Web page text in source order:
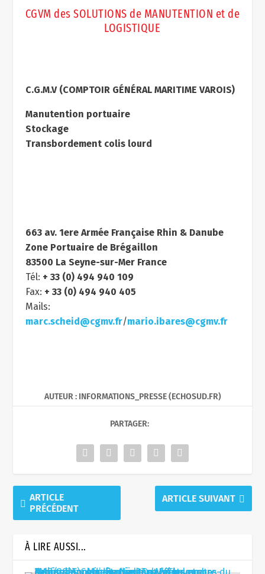
CGVM des SOLUTIONS de MANUTENTION et de
LOGISTIQUE
C.G.M.V (COMPTOIR GÉNÉRAL MARITIME VAROIS)
Manutention portuaire
Stockage
Transbordement colis lourd
663 av. 1ere Armée Française Rhin & Danube
Zone Portuaire de Brégaillon
83500 La Seyne-sur-Mer France
Tél: + 33 (0) 494 940 109
Fax: + 33 (0) 494 940 405
Mails:
marc.scheid@cgmv.fr/mario.ibares@cgmv.fr
AUTEUR : INFORMATIONS_PRESSE (ECHOSUD.FR)
PARTAGER:
ARTICLE
PRÉCÉDENT
ARTICLE SUIVANT
À LIRE AUSSI...